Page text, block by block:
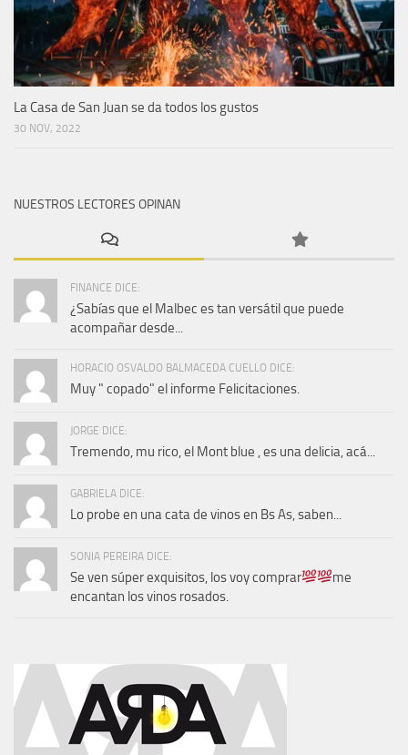
La Casa de San Juan se da todos los gustos
30 NOV, 2022
NUESTROS LECTORES OPINAN
FINANCE DICE:
¿Sabías que el Malbec es tan versátil que puede
acompañar desde...
HORACIO OSVALDO BALMACEDA CUELLO DICE:
Muy " copado" el informe Felicitaciones.
JORGE DICE:
Tremendo, mu rico, el Mont blue , es una delicia, acá...
GABRIELA DICE:
Lo probe en una cata de vinos en Bs As, saben...
SONIA PEREIRA DICE:
Se ven súper exquisitos, los voy comprar
me
encantan los vinos rosados.